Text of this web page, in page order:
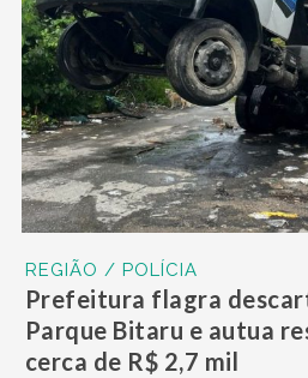
REGIÃO / POLÍCIA
Prefeitura flagra
Parque Bitaru e autua
cerca de R$ 2,7 mil